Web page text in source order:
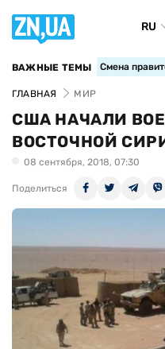
RU
ВАЖНЫЕ ТЕМЫ Смена
ГЛАВНАЯ МИР
США НАЧАЛИ
ВОСТОЧНОЙ
08 сентября, 2018, 07:30
Поделиться